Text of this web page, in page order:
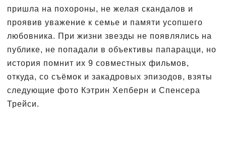
пришла на похороны, не желая скандалов и
проявив уважение к семье и памяти усопшего
любовника. При жизни звезды не появлялись на
публике, не попадали в объективы папарацци, но
история помнит их 9 совместных фильмов,
откуда, со съёмок и закадровых эпизодов, взяты
следующие фото Кэтрин Хепберн и Спенсера
Трейси.